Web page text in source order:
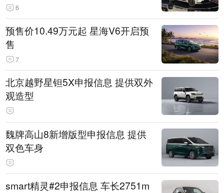
6
预售价10.49万元起 星海V6开启预
售
7
北京越野星钽5X申报信息 提供双外
观造型
魏牌高山8新增版型申报信息 提供
双色车身
smart精灵#2申报信息 车长2751m